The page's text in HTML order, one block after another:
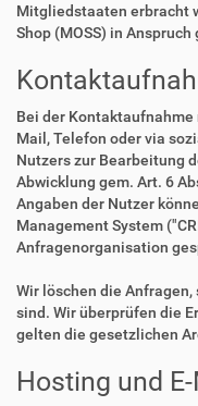
Mitgliedstaaten erbracht
Shop (MOSS) in
Bei der
Mail, Telefon oder via
Nutzers zur Bearbeitung
Abwicklung gem. Art. 6
Angaben der Nutzer
Management System
Anfragenorganisation
Wir löschen die
sind. Wir überprüfen die
gelten die gesetzlichen
Hosting und